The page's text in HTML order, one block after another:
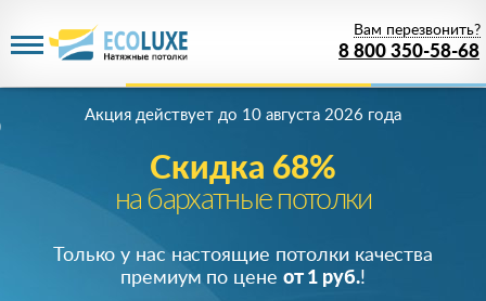
8 800 350-58-68
Вам перезвонить?
Скидка 68%
на бархатные потолки
Акция действует до 10 августа 2026 года
Только у нас настоящие потолки качества
премиум по цене от 1 руб.!